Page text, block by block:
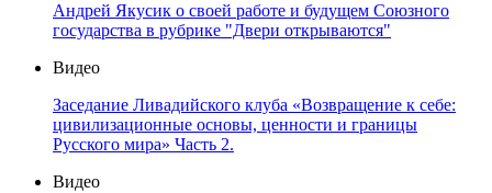
Андрей Якусик о своей работе и будущем Союзного
государства в рубрике "Двери открываются"
Видео
Заседание Ливадийского клуба «Возвращение к себе:
цивилизационные основы, ценности и границы
Русского мира» Часть 2.
Видео